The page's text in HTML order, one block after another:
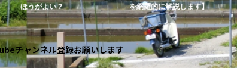
ほうがよい？
を網羅的に解説します】
チャンネル登録お願いします